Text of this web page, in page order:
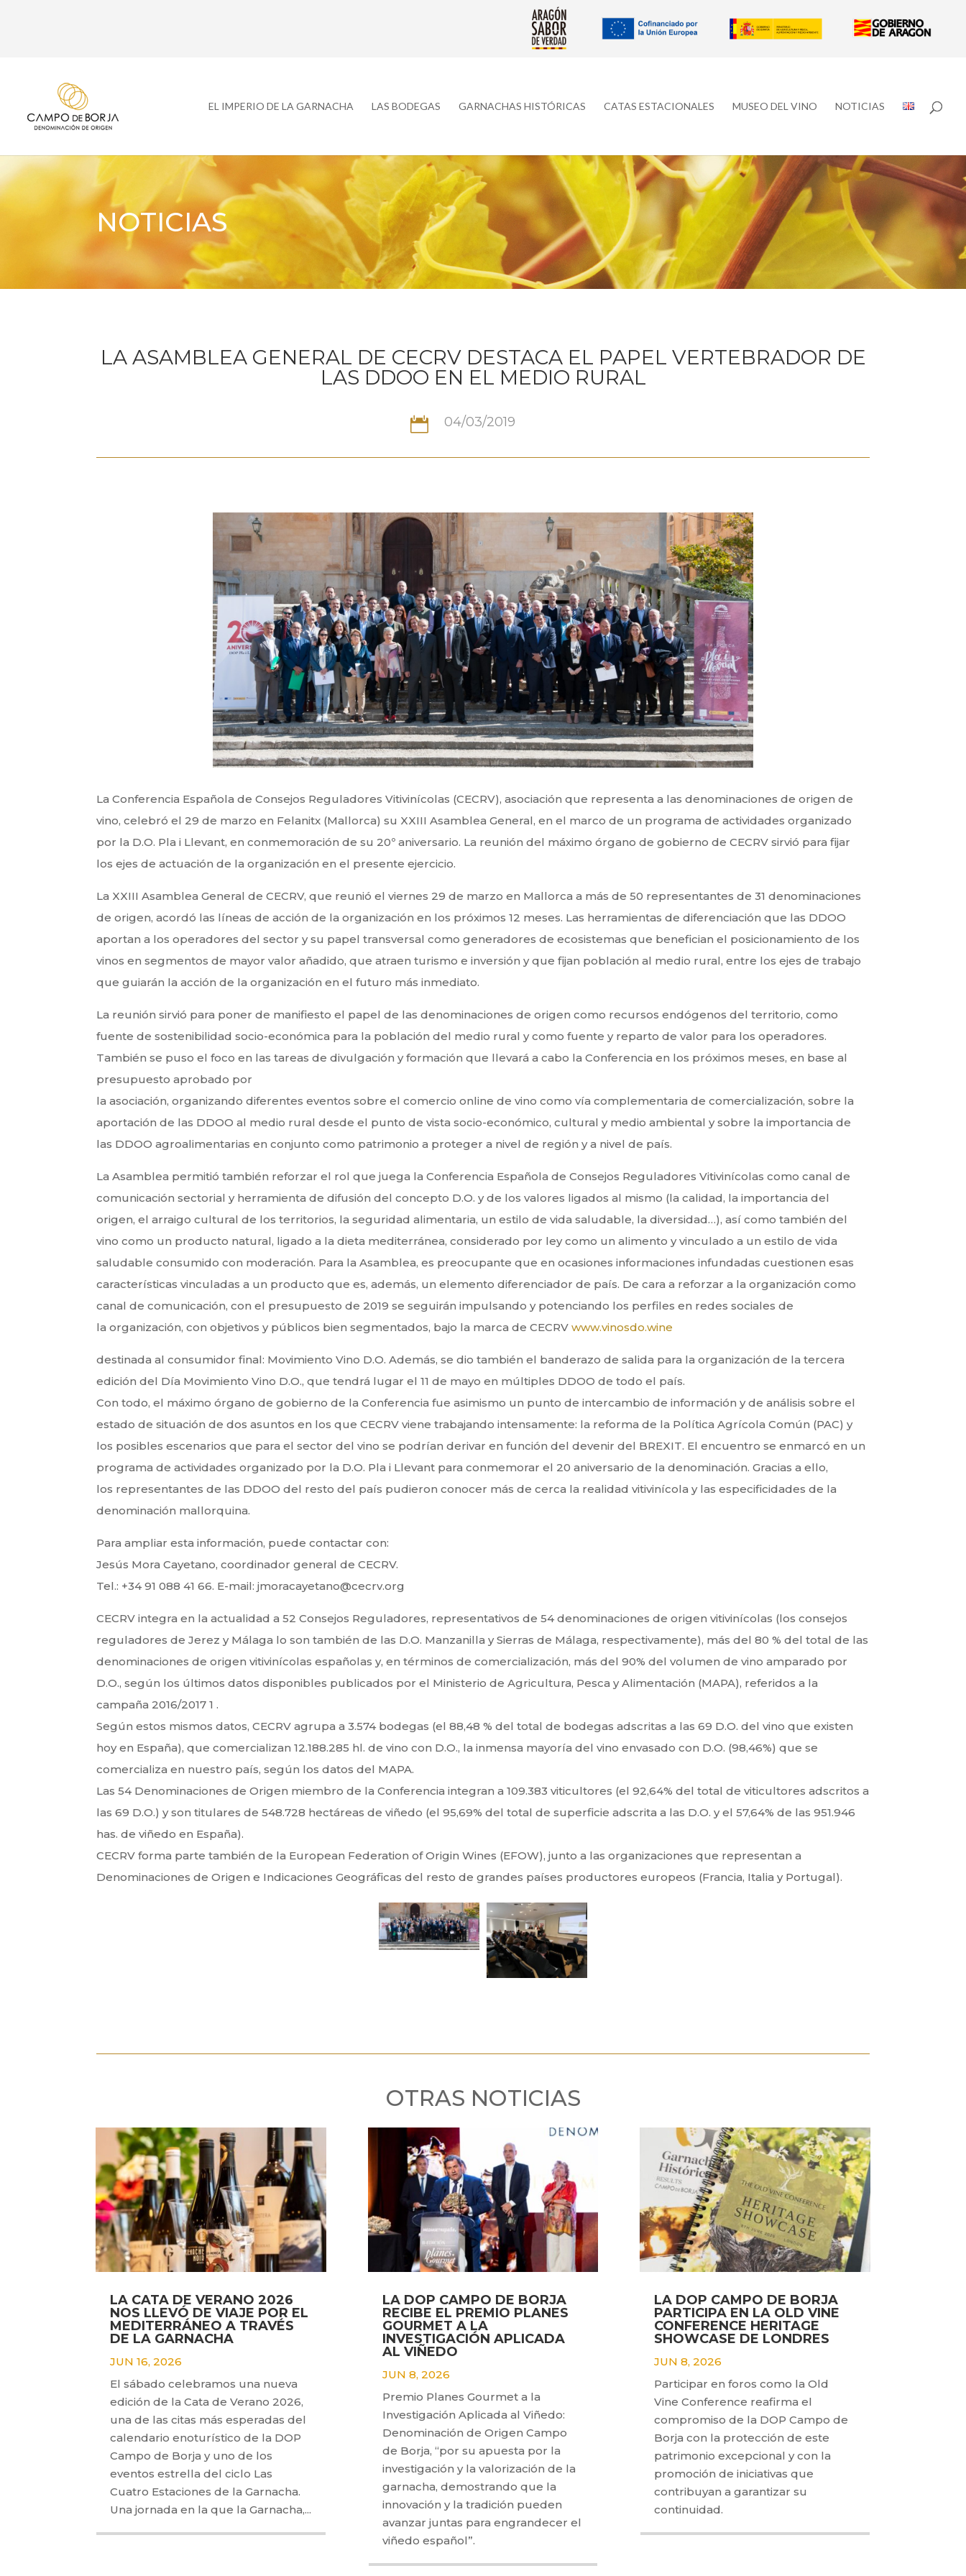
EL IMPERIO DE LA GARNACHA LAS BODEGAS GARNACHAS HISTÓRICAS CATAS ESTACIONALES MUSEO DEL VINO NOTICIAS
NOTICIAS
LA ASAMBLEA GENERAL DE CECRV DESTACA EL PAPEL VERTEBRADOR DE
LAS DDOO EN EL MEDIO RURAL
 04/03/2019
La Conferencia Española de Consejos Reguladores Vitivinícolas (CECRV), asociación que representa a las denominaciones de origen de
vino, celebró el 29 de marzo en Felanitx (Mallorca) su XXIII Asamblea General, en el marco de un programa de actividades organizado
por la D.O. Pla i Llevant, en conmemoración de su 20º aniversario. La reunión del máximo órgano de gobierno de CECRV sirvió para fijar
los ejes de actuación de la organización en el presente ejercicio.
La XXIII Asamblea General de CECRV, que reunió el viernes 29 de marzo en Mallorca a más de 50 representantes de 31 denominaciones
de origen, acordó las líneas de acción de la organización en los próximos 12 meses. Las herramientas de diferenciación que las DDOO
aportan a los operadores del sector y su papel transversal como generadores de ecosistemas que benefician el posicionamiento de los
vinos en segmentos de mayor valor añadido, que atraen turismo e inversión y que fijan población al medio rural, entre los ejes de trabajo
que guiarán la acción de la organización en el futuro más inmediato.
La reunión sirvió para poner de manifiesto el papel de las denominaciones de origen como recursos endógenos del territorio, como
fuente de sostenibilidad socio-económica para la población del medio rural y como fuente y reparto de valor para los operadores.
También se puso el foco en las tareas de divulgación y formación que llevará a cabo la Conferencia en los próximos meses, en base al
presupuesto aprobado por
la asociación, organizando diferentes eventos sobre el comercio online de vino como vía complementaria de comercialización, sobre la
aportación de las DDOO al medio rural desde el punto de vista socio-económico, cultural y medio ambiental y sobre la importancia de
las DDOO agroalimentarias en conjunto como patrimonio a proteger a nivel de región y a nivel de país.
La Asamblea permitió también reforzar el rol que juega la Conferencia Española de Consejos Reguladores Vitivinícolas como canal de
comunicación sectorial y herramienta de difusión del concepto D.O. y de los valores ligados al mismo (la calidad, la importancia del
origen, el arraigo cultural de los territorios, la seguridad alimentaria, un estilo de vida saludable, la diversidad…), así como también del
vino como un producto natural, ligado a la dieta mediterránea, considerado por ley como un alimento y vinculado a un estilo de vida
saludable consumido con moderación. Para la Asamblea, es preocupante que en ocasiones informaciones infundadas cuestionen esas
características vinculadas a un producto que es, además, un elemento diferenciador de país. De cara a reforzar a la organización como
canal de comunicación, con el presupuesto de 2019 se seguirán impulsando y potenciando los perfiles en redes sociales de
la organización, con objetivos y públicos bien segmentados, bajo la marca de CECRVwww.vinosdo.wine
destinada al consumidor final: Movimiento Vino D.O. Además, se dio también el banderazo de salida para la organización de la tercera
edición del Día Movimiento Vino D.O., que tendrá lugar el 11 de mayo en múltiples DDOO de todo el país.
Con todo, el máximo órgano de gobierno de la Conferencia fue asimismo un punto de intercambio de información y de análisis sobre el
estado de situación de dos asuntos en los que CECRV viene trabajando intensamente: la reforma de la Política Agrícola Común (PAC) y
los posibles escenarios que para el sector del vino se podrían derivar en función del devenir del BREXIT. El encuentro se enmarcó en un
programa de actividades organizado por la D.O. Pla i Llevant para conmemorar el 20 aniversario de la denominación. Gracias a ello,
los representantes de las DDOO del resto del país pudieron conocer más de cerca la realidad vitivinícola y las especificidades de la
denominación mallorquina.
Para ampliar esta información, puede contactar con:
Jesús Mora Cayetano, coordinador general de CECRV.
Tel.: +34 91 088 41 66. E-mail: jmoracayetano@cecrv.org
CECRV integra en la actualidad a 52 Consejos Reguladores, representativos de 54 denominaciones de origen vitivinícolas (los consejos
reguladores de Jerez y Málaga lo son también de las D.O. Manzanilla y Sierras de Málaga, respectivamente), más del 80 % del total de las
denominaciones de origen vitivinícolas españolas y, en términos de comercialización, más del 90% del volumen de vino amparado por
D.O., según los últimos datos disponibles publicados por el Ministerio de Agricultura, Pesca y Alimentación (MAPA), referidos a la
campaña 2016/2017 1 .
Según estos mismos datos, CECRV agrupa a 3.574 bodegas (el 88,48 % del total de bodegas adscritas a las 69 D.O. del vino que existen
hoy en España), que comercializan 12.188.285 hl. de vino con D.O., la inmensa mayoría del vino envasado con D.O. (98,46%) que se
comercializa en nuestro país, según los datos del MAPA.
Las 54 Denominaciones de Origen miembro de la Conferencia integran a 109.383 viticultores (el 92,64% del total de viticultores adscritos a
las 69 D.O.) y son titulares de 548.728 hectáreas de viñedo (el 95,69% del total de superficie adscrita a las D.O. y el 57,64% de las 951.946
has. de viñedo en España).
CECRV forma parte también de la European Federation of Origin Wines (EFOW), junto a las organizaciones que representan a
Denominaciones de Origen e Indicaciones Geográficas del resto de grandes países productores europeos (Francia, Italia y Portugal).
OTRAS NOTICIAS
LA CATA DE VERANO 2026
NOS LLEVÓ DE VIAJE POR EL
MEDITERRÁNEO A TRAVÉS
DE LA GARNACHA
JUN 16, 2026
El sábado celebramos una nueva
edición de la Cata de Verano 2026,
una de las citas más esperadas del
calendario enoturístico de la DOP
Campo de Borja y uno de los
eventos estrella del ciclo Las
Cuatro Estaciones de la Garnacha.
Una jornada en la que la Garnacha,...
LA DOP CAMPO DE BORJA
RECIBE EL PREMIO PLANES
GOURMET A LA
INVESTIGACIÓN APLICADA
AL VIÑEDO
JUN 8, 2026
Premio Planes Gourmet a la
Investigación Aplicada al Viñedo:
Denominación de Origen Campo
de Borja, “por su apuesta por la
investigación y la valorización de la
garnacha, demostrando que la
innovación y la tradición pueden
avanzar juntas para engrandecer el
viñedo español”.
LA DOP CAMPO DE BORJA
PARTICIPA EN LA OLD VINE
CONFERENCE HERITAGE
SHOWCASE DE LONDRES
JUN 8, 2026
Participar en foros como la Old
Vine Conference reafirma el
compromiso de la DOP Campo de
Borja con la protección de este
patrimonio excepcional y con la
promoción de iniciativas que
contribuyan a garantizar su
continuidad.